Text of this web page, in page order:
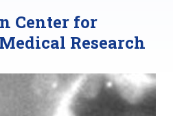
Center for
Research